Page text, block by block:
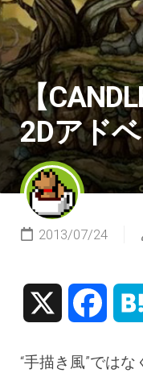
【
2Dアド
2013/07/24
“手描き風”では